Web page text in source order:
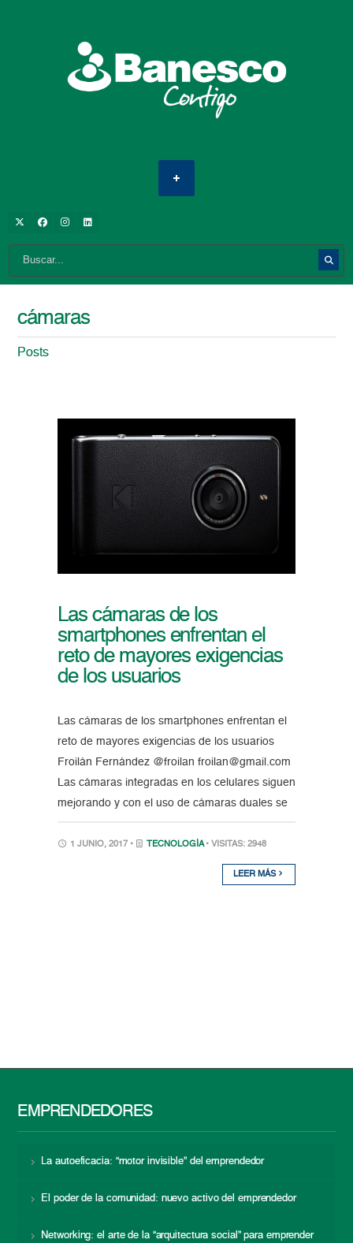
cámaras
Posts
Las cámaras de los
smartphones enfrentan el
reto de mayores exigencias
de los usuarios
Las cámaras de los smartphones enfrentan el
reto de mayores exigencias de los usuarios
Froilán Fernández @froilan froilan@gmail.com
Las cámaras integradas en los celulares siguen
mejorando y con el uso de cámaras duales se
1 JUNIO, 2017 • TECNOLOGÍA • VISITAS: 2948
LEER MÁS
EMPRENDEDORES
La autoeficacia: “motor invisible” del emprendedor
El poder de la comunidad: nuevo activo del emprendedor
Networking: el arte de la “arquitectura social” para emprender